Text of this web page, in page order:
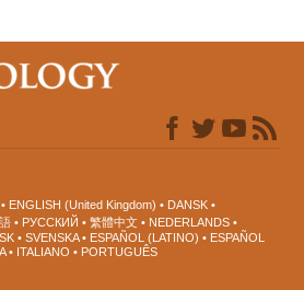
ENGLISH (United Kingdom)
DANSK
РУССКИЙ 繁體中文
NEDERLANDS
SVENSKA ESPAÑOL (LATINO)
ESPAÑOL
ITALIANO PORTUGUÊS